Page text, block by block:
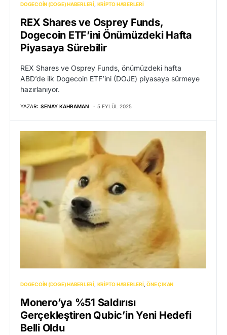
DOGECOIN (DOGE) HABERLERI KRIPTO HABERLERI
REX Shares ve Osprey Funds,
Dogecoin ETF’ini Önümüzdeki Hafta
Piyasaya Sürebilir
REX Shares ve Osprey Funds, önümüzdeki hafta
ABD’de ilk Dogecoin ETF’ini (DOJE) piyasaya sürmeye
hazırlanıyor.
YAZAR: SENAY KAHRAMAN 5 EYLÜL 2025
DOGECOIN (DOGE) HABERLERI KRIPTO HABERLERI ÖNE ÇIKAN
Monero’ya %51 Saldırısı
Gerçekleştiren Qubic’in Yeni Hedefi
Belli Oldu